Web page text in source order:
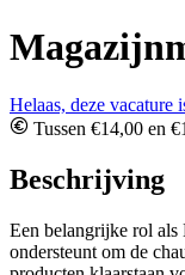
Helaas, deze vacature
Tussen €14,00 en
Beschrijving
Een belangrijke rol
ondersteunt om de